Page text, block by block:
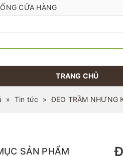
CỬA HÀNG
TRANG CHỦ
» Tin tức » ĐEO TRẦM NHƯNG
SẢN PHẨM